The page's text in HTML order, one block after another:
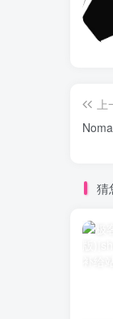
猜